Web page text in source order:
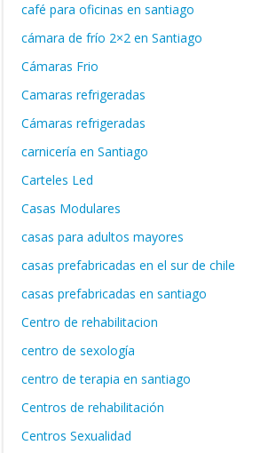
café para oficinas en santiago
cámara de frío 2×2 en Santiago
Cámaras Frio
Camaras refrigeradas
Cámaras refrigeradas
carnicería en Santiago
Carteles Led
Casas Modulares
casas para adultos mayores
casas prefabricadas en el sur de chile
casas prefabricadas en santiago
Centro de rehabilitacion
centro de sexología
centro de terapia en santiago
Centros de rehabilitación
Centros Sexualidad